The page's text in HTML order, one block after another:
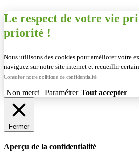
Le respect de votre vie
priorité !
Nous utilisons des cookies pour améliorer votre
naviguez sur notre site internet et recueillir
Consulter notre politique de confidentialité
Non merci Paramétrer Tout accepter
Fermer
Aperçu de la confidentialité